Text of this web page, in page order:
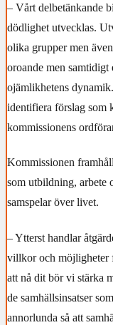
– Vårt delbetänkande
dödlighet utvecklas.
olika grupper men
oroande men
ojämlikhetens
identifiera förslag som
kommissionens
Kommissionen
som utbildning, arbete
samspelar över livet.
– Ytterst handlar
villkor och möjligheter
att nå dit bör vi stärka
de samhällsinsatser
annorlunda så att